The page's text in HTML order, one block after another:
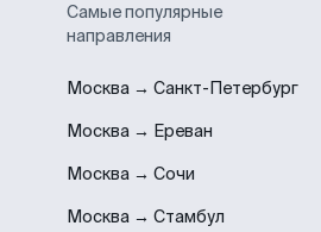
Самые популярные
направления
Москва → Санкт-Петербург
Москва → Ереван
Москва → Сочи
Москва → Стамбул